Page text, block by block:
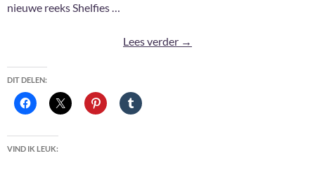
nieuwe reeks Shelfies …
Lees verder Shelfies 2026: 5
→
DIT DELEN:
VIND IK LEUK: